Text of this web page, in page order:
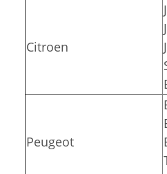
Citroen
Peugeot